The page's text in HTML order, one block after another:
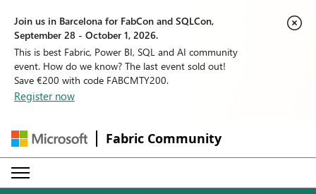
Join us in Barcelona for FabCon and SQLCon,
September 28 - October 1, 2026.
This is best Fabric, Power BI, SQL and AI community
event. How do we know? The last event sold out!
Save €200 with code FABCMTY200.
Register now
Fabric Community